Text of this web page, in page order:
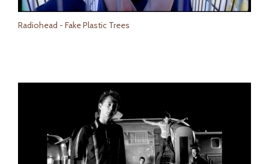
Radiohead - Fake Plastic Trees